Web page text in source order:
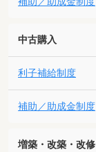
中古購入
利子補給制度
補助／助成金制度
増築・改築・改修